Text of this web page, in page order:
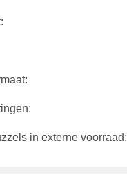
in externe voorraad: